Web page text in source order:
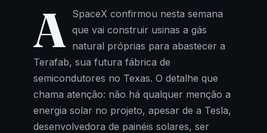
A SpaceX confirmou nesta semana
que vai construir usinas a gás
natural próprias para abastecer a
Terafab, sua futura fábrica de
semicondutores no Texas. O detalhe que
chama atenção: não há qualquer menção a
energia solar no projeto, apesar de a Tesla,
desenvolvedora de painéis solares, ser